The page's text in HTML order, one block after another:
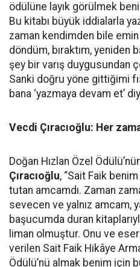
ödülüne layık görülmek
Bu kitabı büyük iddialarla
zaman kendimden bile
döndüm, bıraktım, yeniden
şey bir varış duygusundan
Sanki doğru yöne gittiğimi
bana ‘yazmaya devam et’
Vecdi Çıracıoğlu: Her
Doğan Hızlan Özel
Çıracıoğlu, “Sait Faik
tutan amcamdı. Zaman
sevecen ve yalnız amcam,
başucumda duran
liman olmuştur. Onu ve
verilen Sait Faik Hikâye
Ödülü’nü almak benim için